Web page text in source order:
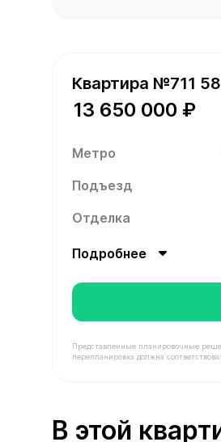
Квартира №711
13 650 000 ₽
Метро
Подъезд
Отделка
Подробнее
Представленные планировочные
перепланировка должна
В этой